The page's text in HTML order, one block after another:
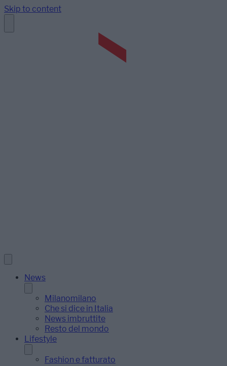
Skip to content
News
Milanomilano
Che si dice in Italia
News imbruttite
Resto del mondo
Lifestyle
Fashion e fatturato